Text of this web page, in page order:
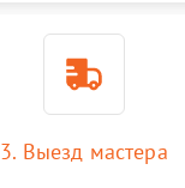
3. Выезд мастера